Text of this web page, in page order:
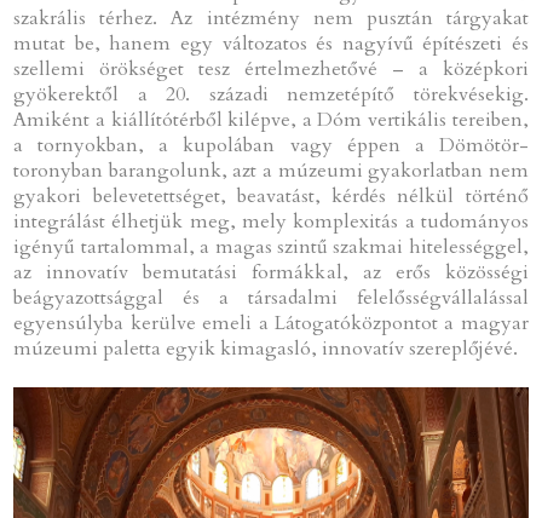
szakrális térhez. Az intézmény nem pusztán tárgyakat
mutat be, hanem egy változatos és nagyívű építészeti és
szellemi örökséget tesz értelmezhetővé – a középkori
gyökerektől a 20. századi nemzetépítő törekvésekig.
Amiként a kiállítótérből kilépve, a Dóm vertikális tereiben,
a tornyokban, a kupolában vagy éppen a Dömötör-
toronyban barangolunk, azt a múzeumi gyakorlatban nem
gyakori belevetettséget, beavatást, kérdés nélkül történő
integrálást élhetjük meg, mely komplexitás a tudományos
igényű tartalommal, a magas szintű szakmai hitelességgel,
az innovatív bemutatási formákkal, az erős közösségi
beágyazottsággal és a társadalmi felelősségvállalással
egyensúlyba kerülve emeli a Látogatóközpontot a magyar
múzeumi paletta egyik kimagasló, innovatív szereplőjévé.